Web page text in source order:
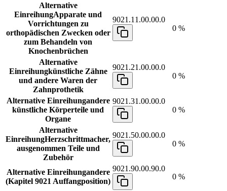
Alternative
EinreihungApparate und
Vorrichtungen zu
orthopädischen Zwecken oder
zum Behandeln von
Knochenbrüchen
9021.11.00.00.0
0 %
Alternative
Einreihungkünstliche Zähne
und andere Waren der
Zahnprothetik
9021.21.00.00.0
0 %
Alternative Einreihungandere
künstliche Körperteile und
Organe
9021.31.00.00.0
0 %
Alternative
EinreihungHerzschrittmacher,
ausgenommen Teile und
Zubehör
9021.50.00.00.0
0 %
Alternative Einreihungandere
(Kapitel 9021 Auffangposition)
9021.90.00.90.0
0 %